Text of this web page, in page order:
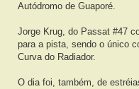
Autódromo de Guaporé.
Jorge Krug, do Passat #47
para a pista, sendo o único
Curva do Radiador.
O dia foi, também, de